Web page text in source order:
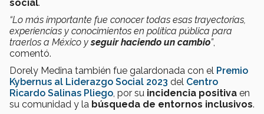
social.
“Lo más importante fue conocer todas esas trayectorias,
experiencias y conocimientos en política pública para
traerlos a México yseguir haciendo un cambio”,
comentó.
Dorely Medina también fue galardonada con el Premio
Kybernus al Liderazgo Social 2023 del Centro
Ricardo Salinas Pliego, por su incidencia positiva en
su comunidad y la búsqueda de entornos inclusivos.